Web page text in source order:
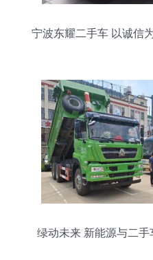
宁波东耀二手车 以诚信
绿动未来 新能源与二